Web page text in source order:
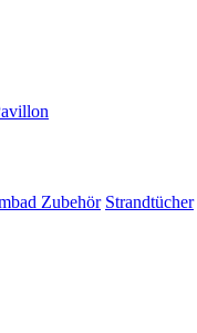
Zubehör Strandtücher